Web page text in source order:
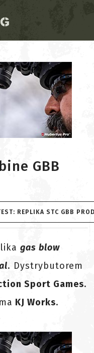
GBB
REPLIKA STC GBB
gas blow
. Dystrybutorem
Sport Games.
KJ Works.